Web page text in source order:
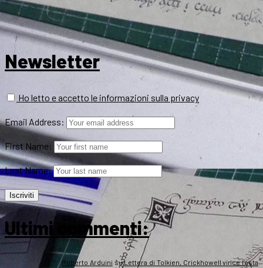
Newsletter
Ho letto e accetto le informazioni sulla privacy
Email Address:
First Name:
Last Name:
Ultimi commenti:
Roberto Arduini suLettera di Tolkien, Crickhowell vince l’asta